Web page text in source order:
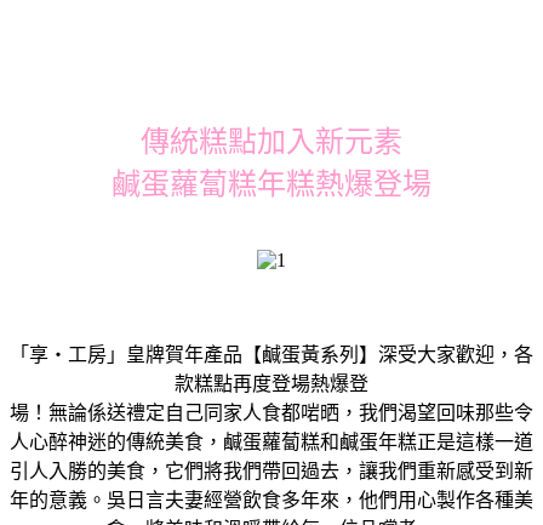
傳統糕點加入新元素
鹹蛋蘿蔔糕年糕熱爆登場
「享‧工房」皇牌賀年產品【鹹蛋黃系列】深受大家歡迎，各
款糕點再度登場熱爆登
場！無論係送禮定自己同家人食都啱晒，我們渴望回味那些令
人心醉神迷的傳統美食，鹹蛋蘿蔔糕和鹹蛋年糕正是這樣一道
引人入勝的美食，它們將我們帶回過去，讓我們重新感受到新
年的意義。吳日言夫妻經營飲食多年來，他們用心製作各種美